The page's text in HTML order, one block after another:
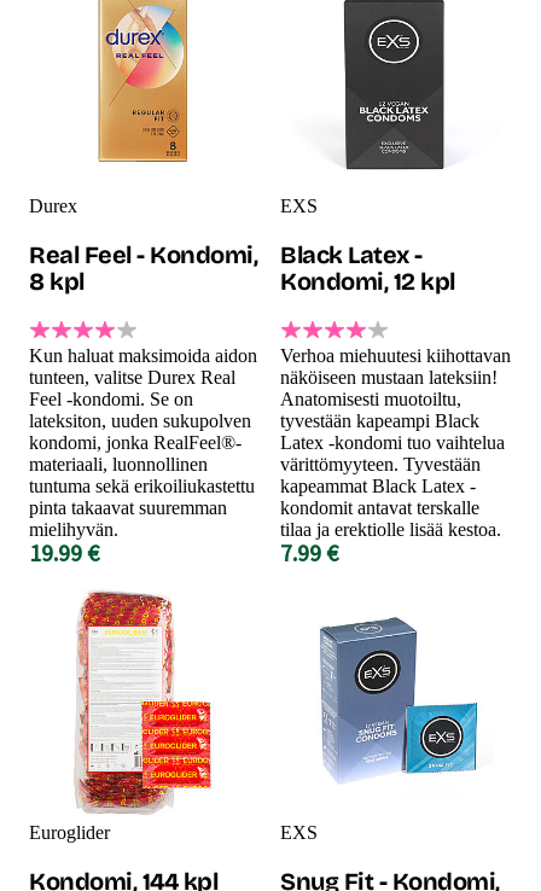
Durex
Real Feel - Kondomi,
8 kpl
Kun haluat maksimoida aidon
tunteen, valitse Durex Real
Feel -kondomi. Se on
lateksiton, uuden sukupolven
kondomi, jonka RealFeel®-
materiaali, luonnollinen
tuntuma sekä erikoiliukastettu
pinta takaavat suuremman
mielihyvän.
19.99 €
EXS
Black Latex -
Kondomi, 12 kpl
Verhoa miehuutesi kiihottavan
näköiseen mustaan lateksiin!
Anatomisesti muotoiltu,
tyvestään kapeampi Black
Latex -kondomi tuo vaihtelua
värittömyyteen. Tyvestään
kapeammat Black Latex -
kondomit antavat terskalle
tilaa ja erektiolle lisää kestoa.
7.99 €
Euroglider
Kondomi, 144 kpl
EXS
Snug Fit - Kondomi,